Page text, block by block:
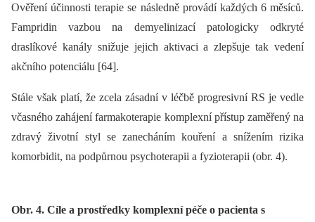
Ověření účinnosti terapie se následně provádí každých 6 měsíců.
Fampridin vazbou na demyelinizací patologicky odkryté
draslíkové kanály snižuje jejich aktivaci a zlepšuje tak vedení
akčního potenciálu [64].
Stále však platí, že zcela zásadní v léčbě progresivní RS je vedle
včasného zahájení farmakoterapie komplexní přístup zaměřený na
zdravý životní styl se zanecháním kouření a snížením rizika
komorbidit, na podpůrnou psychoterapii a fyzioterapii (obr. 4).
Obr. 4. Cíle a prostředky komplexní péče o pacienta s